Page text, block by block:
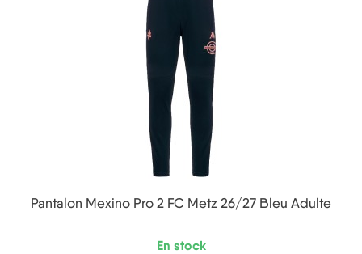
Pantalon Mexino Pro 2 FC Metz 26/27 Bleu Adulte
En stock